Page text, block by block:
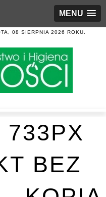
MENU
08 SIERPNIA 2026 ROKU.
733PX
BEZ